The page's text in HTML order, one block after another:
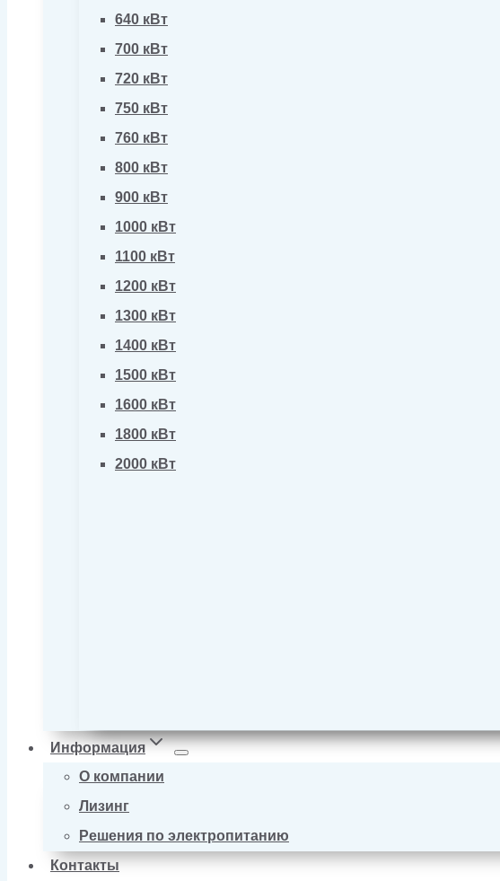
640 кВт
700 кВт
720 кВт
750 кВт
760 кВт
800 кВт
900 кВт
1000 кВт
1100 кВт
1200 кВт
1300 кВт
1400 кВт
1500 кВт
1600 кВт
1800 кВт
2000 кВт
Информация
О компании
Лизинг
Решения по электропитанию
Контакты